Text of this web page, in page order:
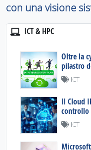
con una visione
ICT & HPC
Oltre la
pilastro
ICT
Il Cloud
controllo
ICT